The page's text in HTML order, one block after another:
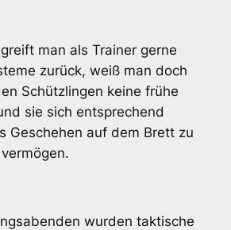
man als Trainer gerne
zurück, weiß man doch
Schützlingen keine frühe
sie sich entsprechend
Geschehen auf dem Brett zu
wurden taktische